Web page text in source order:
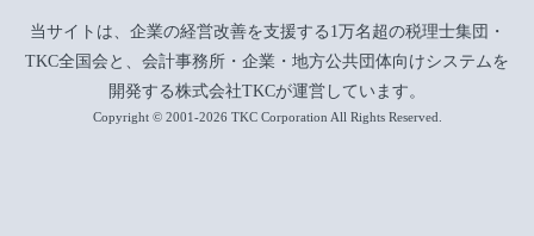
当サイトは、企業の経営改善を支援する1万名超の税理士集団・
TKC全国会と、会計事務所・企業・地方公共団体向けシステムを
開発する株式会社TKCが運営しています。
Copyright © 2001-2026 TKC Corporation All Rights Reserved.